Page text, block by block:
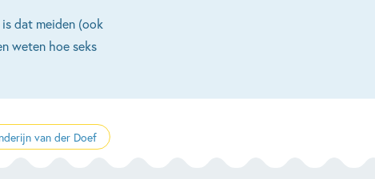
dat meiden (ook
weten hoe seks
van der Doef